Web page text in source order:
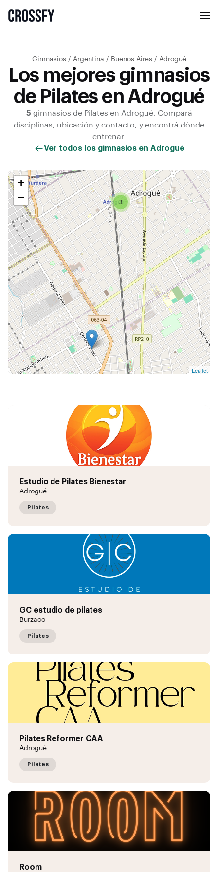
Gimnasios / Argentina / Buenos Aires / Adrogué
Los mejores gimnasios
de Pilates en Adrogué
5 gimnasios de Pilates en Adrogué. Compará
disciplinas, ubicación y contacto, y encontrá dónde
entrenar.
Ver todos los gimnasios en Adrogué
3
+
−
Leaflet
Estudio de Pilates Bienestar
Adrogué
Pilates
GC estudio de pilates
Burzaco
Pilates
Pilates Reformer CAA
Adrogué
Pilates
Room